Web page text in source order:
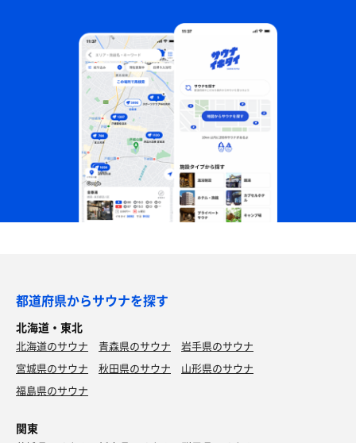
都道府県からサウナを探す
北海道・東北
北海道のサウナ 青森県のサウナ
岩手県のサウナ
宮城県のサウナ
秋田県のサウナ
山形県のサウナ
福島県のサウナ
関東